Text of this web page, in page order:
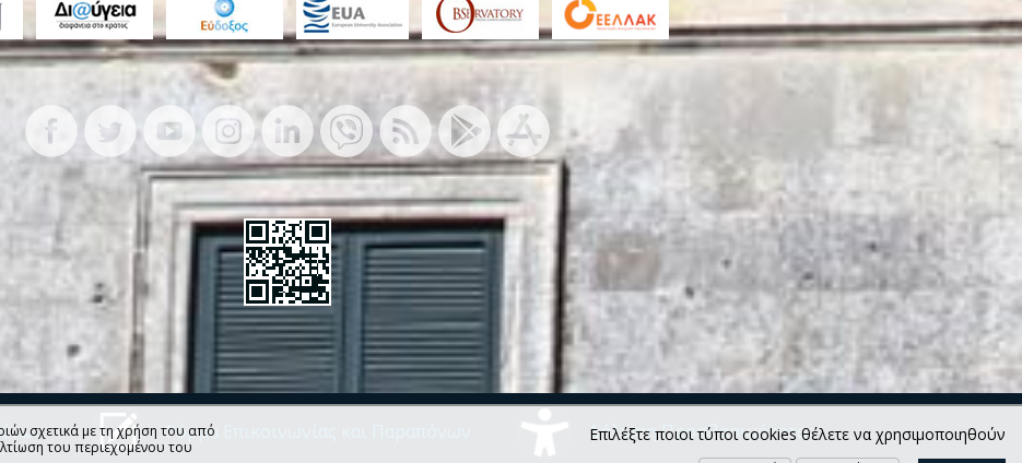
Φόρμα Επικοινωνίας και Παραπόνων Δήλωση Προσβασιμότητας
σχετικά με τη χρήση του από
του περιεχομένου του
Επιλέξτε ποιοι τύποι cookies θέλετε να χρησιμοποιηθούν